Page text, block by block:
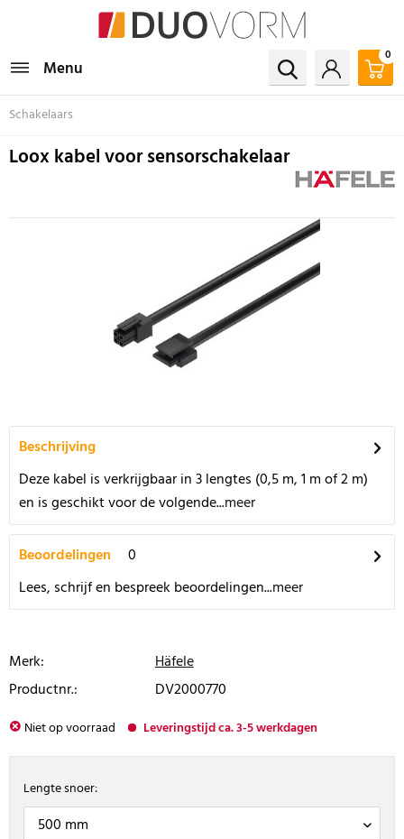
Menu
0
Schakelaars
Loox kabel voor sensorschakelaar
Beschrijving
Deze kabel is verkrijgbaar in 3 lengtes (0,5 m, 1 m of 2 m)
en is geschikt voor de volgende...meer
Beoordelingen
0
Lees, schrijf en bespreek beoordelingen...meer
Merk:
Häfele
Productnr.:
DV2000770
Niet op voorraad Leveringstijd ca. 3-5 werkdagen
Lengte snoer: